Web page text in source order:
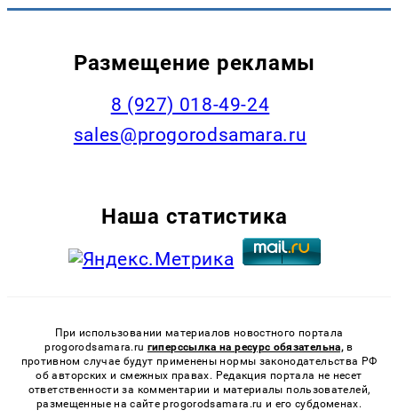
Размещение рекламы
8 (927) 018-49-24
sales@progorodsamara.ru
Наша статистика
При использовании материалов новостного портала
progorodsamara.ru гиперссылка на ресурс обязательна, в
противном случае будут применены нормы законодательства РФ
об авторских и смежных правах. Редакция портала не несет
ответственности за комментарии и материалы пользователей,
размещенные на сайте progorodsamara.ru и его субдоменах.